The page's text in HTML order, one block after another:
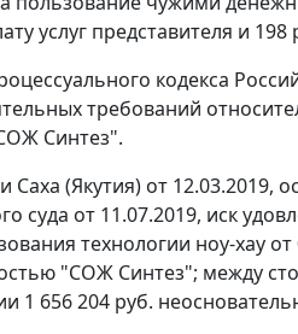
услуг представителя и
кодекса
требований
Синтез".
(Якутия) от 12.03.2019,
суда от 11.07.2019, иск
технологии ноу-хау
"СОЖ Синтез"; между
1 656 204 руб.